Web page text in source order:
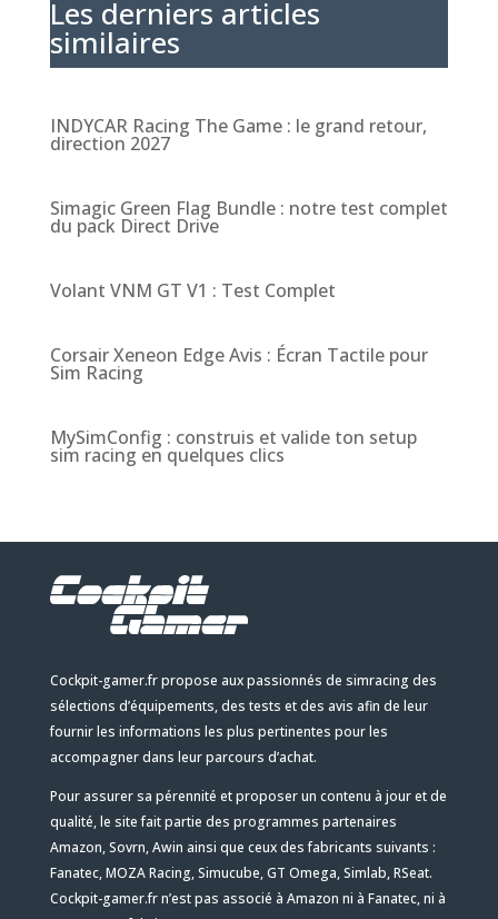
Les derniers articles
similaires
INDYCAR Racing The Game : le grand retour,
direction 2027
Simagic Green Flag Bundle : notre test complet
du pack Direct Drive
Volant VNM GT V1 : Test Complet
Corsair Xeneon Edge Avis : Écran Tactile pour
Sim Racing
MySimConfig : construis et valide ton setup
sim racing en quelques clics
Cockpit-gamer.fr propose aux passionnés de simracing des
sélections d’équipements, des tests et des avis afin de leur
fournir les informations les plus pertinentes pour les
accompagner dans leur parcours d’achat.
Pour assurer sa pérennité et proposer un contenu à jour et de
qualité, le site fait partie des programmes partenaires
Amazon, Sovrn, Awin ainsi que ceux des fabricants suivants :
Fanatec, MOZA Racing, Simucube, GT Omega, Simlab, RSeat.
Cockpit-gamer.fr n’est pas associé à Amazon ni à Fanatec, ni à